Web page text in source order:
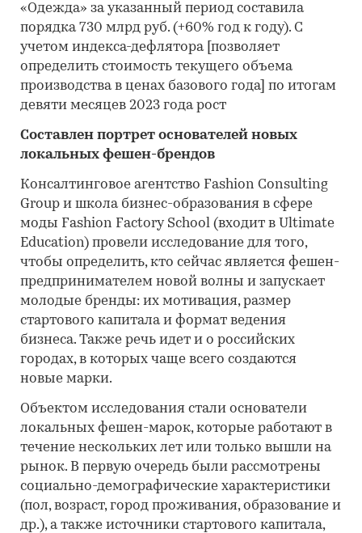
«Одежда» за указанный период составила
порядка 730 млрд руб. (+60% год к году). С
учетом индекса-дефлятора [позволяет
определить стоимость текущего объема
производства в ценах базового года] по итогам
девяти месяцев 2023 года рост
Составлен портрет основателей новых
локальных фешен-брендов
Консалтинговое агентство Fashion Consulting
Group и школа бизнес-образования в сфере
моды Fashion Factory School (входит в Ultimate
Education) провели исследование для того,
чтобы определить, кто сейчас является фешен-
предпринимателем новой волны и запускает
молодые бренды: их мотивация, размер
стартового капитала и формат ведения
бизнеса. Также речь идет и о российских
городах, в которых чаще всего создаются
новые марки.
Объектом исследования стали основатели
локальных фешен-марок, которые работают в
течение нескольких лет или только вышли на
рынок. В первую очередь были рассмотрены
социально-демографические характеристики
(пол, возраст, город проживания, образование и
др.), а также источники стартового капитала,